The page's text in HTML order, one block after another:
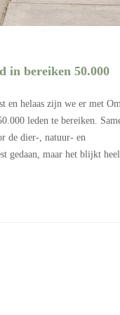
in bereiken 50.000
en helaas zijn we er met
leden te bereiken.
de dier-, natuur- en
gedaan, maar het blijkt heel